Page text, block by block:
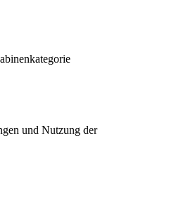
und Nutzung der